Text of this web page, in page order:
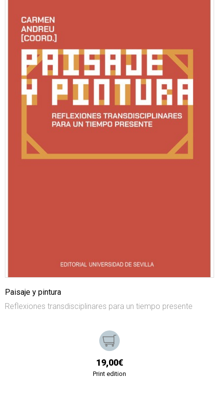
Paisaje y pintura
Reflexiones transdisciplinares para un tiempo presente
19,00€
Print edition